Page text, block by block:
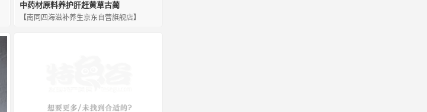
中药材原料养护肝赶黄草古蔺
【南同四海滋补养生京东自营旗舰店】